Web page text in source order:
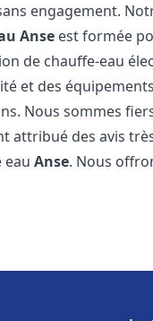
engagement.
Anse est formée
de chauffe-eau
et des
Nous sommes
attribué des avis
eauAnse. Nous